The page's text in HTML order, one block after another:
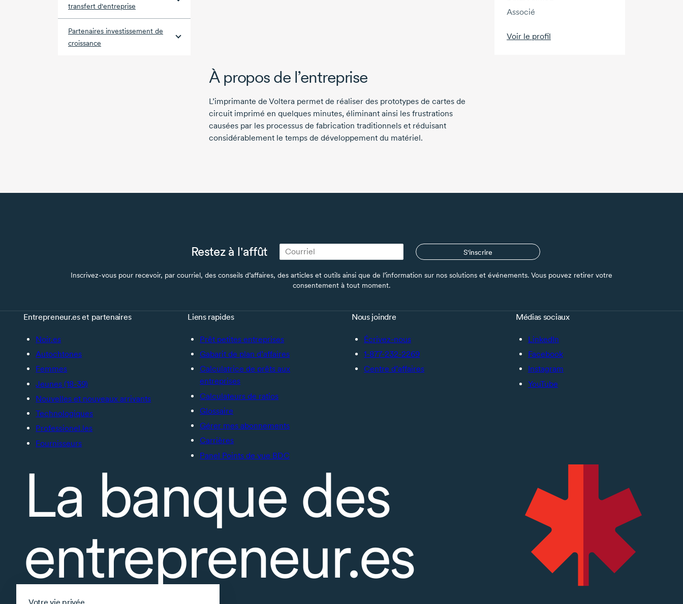
transfert d'entreprise
Partenaires investissement de
croissance
Associé
Voir le profil
À propos de l’entreprise
L’imprimante de Voltera permet de réaliser des prototypes de cartes de
circuit imprimé en quelques minutes, éliminant ainsi les frustrations
causées par les processus de fabrication traditionnels et réduisant
considérablement le temps de développement du matériel.
Restez à l'affût S'inscrire
Inscrivez-vous pour recevoir, par courriel, des conseils d’affaires, des articles et outils ainsi que de l’information sur nos solutions et événements. Vous pouvez retirer votre
consentement à tout moment.
Entrepreneur.es et partenaires
Noir.es
Autochtones
Femmes
Jeunes (18-39)
Nouvelles et nouveaux arrivants
Technologiques
Professionel.les
Fournisseurs
Liens rapides
Prêt petites entreprises
Gabarit de plan d’affaires
Calculatrice de prêts aux
entreprises
Calculateurs de ratios
Glossaire
Gérer mes abonnements
Carrières
Panel Points de vue BDC
Nous joindre
Écrivez-nous
1-877-232-2269
Centre d’affaires
Médias sociaux
LinkedIn
Facebook
Instagram
YouTube
La banque des
entrepreneur.es
À propos